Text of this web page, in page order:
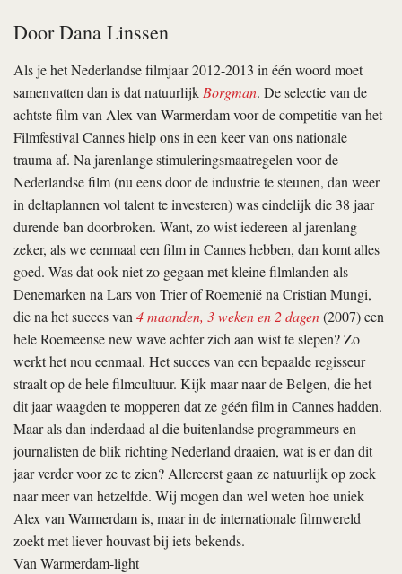
DoorDana Linssen
Als je het Nederlandse filmjaar 2012-2013 in één woord moet
samenvatten dan is dat natuurlijkBorgman. De selectie van de
achtste film van Alex van Warmerdam voor de competitie van het
Filmfestival Cannes hielp ons in een keer van ons nationale
trauma af. Na jarenlange stimuleringsmaatregelen voor de
Nederlandse film (nu eens door de industrie te steunen, dan weer
in deltaplannen vol talent te investeren) was eindelijk die 38 jaar
durende ban doorbroken. Want, zo wist iedereen al jarenlang
zeker, als we eenmaal een film in Cannes hebben, dan komt alles
goed. Was dat ook niet zo gegaan met kleine filmlanden als
Denemarken na Lars von Trier of Roemenië na Cristian Mungi,
die na het succes van4 maanden, 3 weken en 2 dagen(2007) een
hele Roemeense new wave achter zich aan wist te slepen? Zo
werkt het nou eenmaal. Het succes van een bepaalde regisseur
straalt op de hele filmcultuur. Kijk maar naar de Belgen, die het
dit jaar waagden te mopperen dat ze géén film in Cannes hadden.
Maar als dan inderdaad al die buitenlandse programmeurs en
journalisten de blik richting Nederland draaien, wat is er dan dit
jaar verder voor ze te zien? Allereerst gaan ze natuurlijk op zoek
naar meer van hetzelfde. Wij mogen dan wel weten hoe uniek
Alex van Warmerdam is, maar in de internationale filmwereld
zoekt met liever houvast bij iets bekends.
Van Warmerdam-light